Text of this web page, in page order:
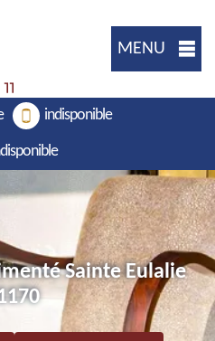
MENU
indisponible
Sainte Eulalie